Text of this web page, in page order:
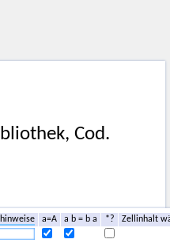
Cod.
a=A a b = b a *?
Zellinhalt